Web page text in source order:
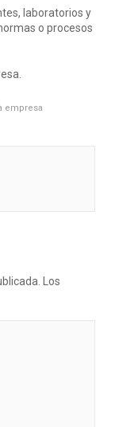
laboratorios y
o procesos
empresa
Los